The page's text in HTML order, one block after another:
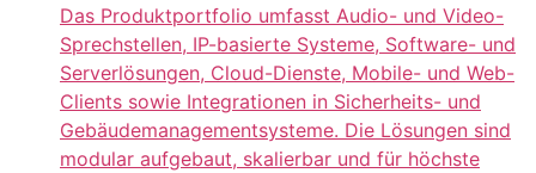
Das Produktportfolio umfasst Audio- und Video-
Sprechstellen, IP-basierte Systeme, Software- und
Serverlösungen, Cloud-Dienste, Mobile- und Web-
Clients sowie Integrationen in Sicherheits- und
Gebäudemanagementsysteme. Die Lösungen sind
modular aufgebaut, skalierbar und für höchste